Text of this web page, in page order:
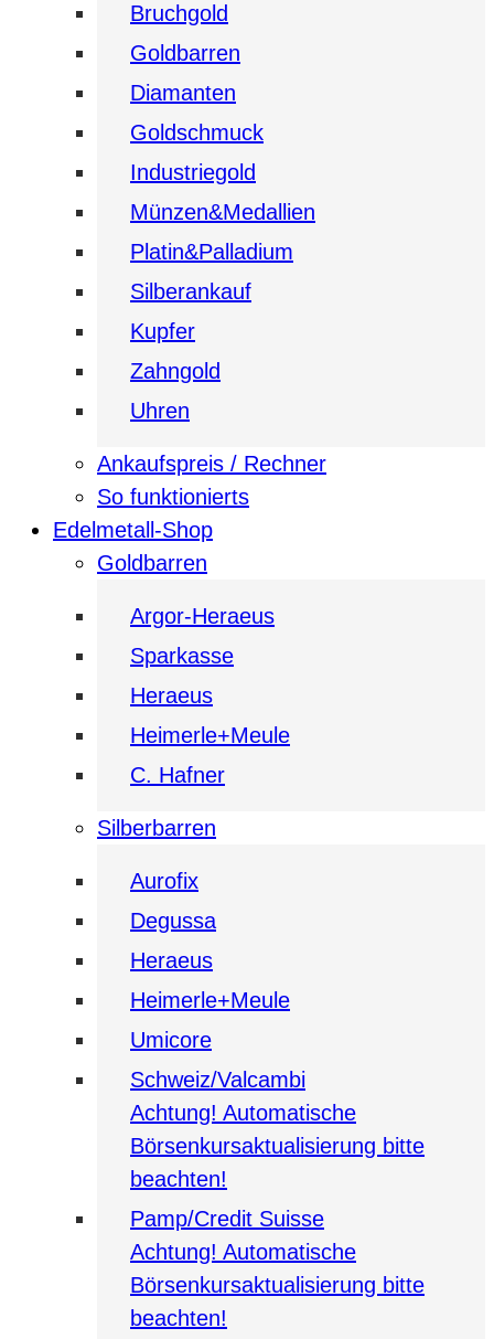
Bruchgold
Goldbarren
Diamanten
Goldschmuck
Industriegold
Münzen&Medallien
Platin&Palladium
Silberankauf
Kupfer
Zahngold
Uhren
Ankaufspreis / Rechner
So funktionierts
Edelmetall-Shop
Goldbarren
Argor-Heraeus
Sparkasse
Heraeus
Heimerle+Meule
C. Hafner
Silberbarren
Aurofix
Degussa
Heraeus
Heimerle+Meule
Umicore
Schweiz/Valcambi
Achtung! Automatische
Börsenkursaktualisierung bitte
beachten!
Pamp/Credit Suisse
Achtung! Automatische
Börsenkursaktualisierung bitte
beachten!